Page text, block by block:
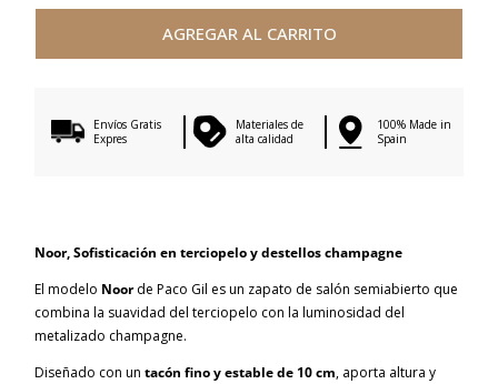
para
AGREGAR AL CARRITO
Envíos Gratis
Expres
Materiales de
alta calidad
100% Made in
Spain
Noor, Sofisticación en terciopelo y destellos champagne
El modelo Noorde Paco Gil es un zapato de salón semiabierto que
combina la suavidad del terciopelo con la luminosidad del
metalizado champagne.
Diseñado con untacón fino y estable de 10 cm, aporta altura y